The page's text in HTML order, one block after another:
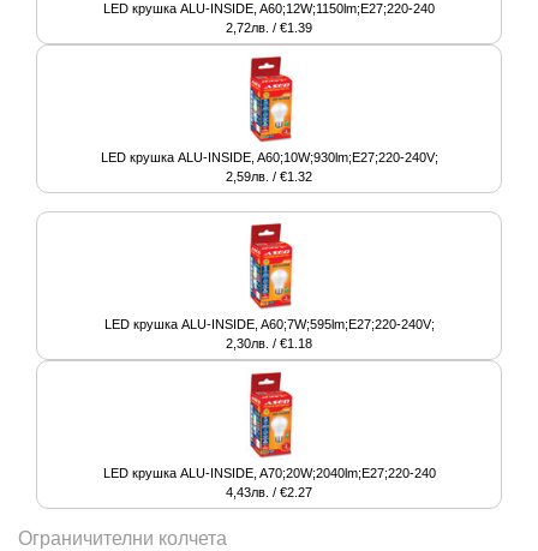
LED крушка ALU-INSIDE, A60;12W;1150lm;E27;220-240
2,72лв. / €1.39
LED крушка ALU-INSIDE, A60;10W;930lm;E27;220-240V;
2,59лв. / €1.32
LED крушка ALU-INSIDE, A60;7W;595lm;E27;220-240V;
2,30лв. / €1.18
LED крушка ALU-INSIDE, A70;20W;2040lm;E27;220-240
4,43лв. / €2.27
Ограничителни колчета